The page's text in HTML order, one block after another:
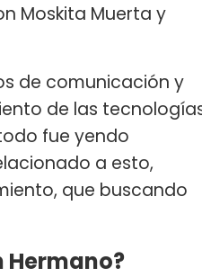
Moskita Muerta y
de comunicación y
de las
fue yendo
a esto,
que buscando
Hermano?